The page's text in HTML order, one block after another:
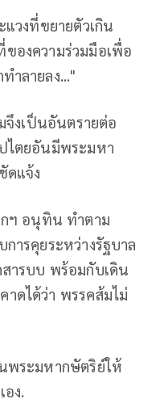
วงที่ขยายตัวเกิน
องความร่วมมือเพื่อ
ำลายลง..."
จึงเป็นอันตรายต่อ
ไตยอันมีพระมหา
ดแจ้ง
ฯ อนุทิน ทำตาม
ารคุยระหว่างรัฐบาล
ารบบ พร้อมกับเดิน
ดได้ว่า พรรคส้มไม่
พระมหากษัตริย์ให้
ง.